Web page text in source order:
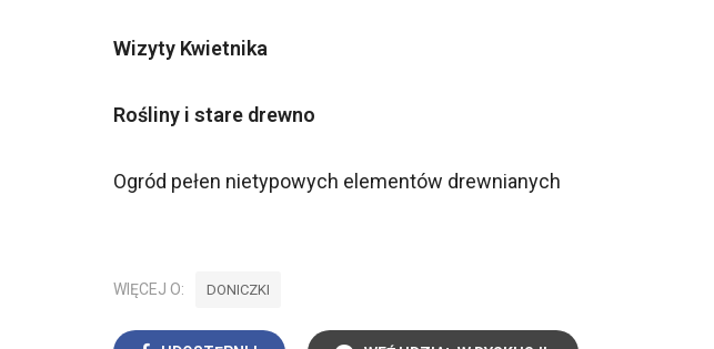
Wizyty Kwietnika
Rośliny i stare drewno
Ogród pełen nietypowych elementów drewnianych
WIĘCEJ O: DONICZKI